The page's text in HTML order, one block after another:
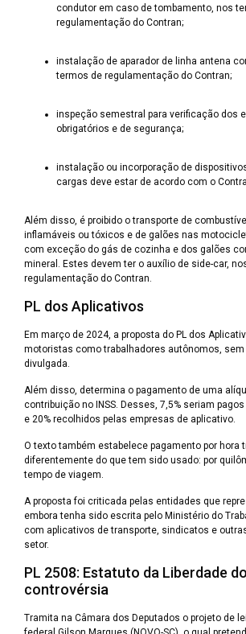
condutor em caso de tombamento, nos
regulamentação do Contran;
instalação de aparador de linha antena
termos de regulamentação do Contran;
inspeção semestral para verificação dos
obrigatórios e de segurança;
instalação ou incorporação de
cargas deve estar de acordo com o
Além disso, é proibido o transporte de
inflamáveis ou tóxicos e de galões nas
com exceção do gás de cozinha e dos galões
mineral. Estes devem ter o auxílio de side-car,
regulamentação do Contran.
PL dos Aplicativos
Em março de 2024, a proposta do PL dos
motoristas como trabalhadores autônomos, sem
divulgada.
Além disso, determina o pagamento de uma
contribuição no INSS. Desses, 7,5% seriam
e 20% recolhidos pelas empresas de aplicativo.
O texto também estabelece pagamento por hora
diferentemente do que tem sido usado: por
tempo de viagem.
A proposta foi criticada pelas entidades que
embora tenha sido escrita pelo Ministério do
com aplicativos de transporte, sindicatos e
setor.
PL 2508: Estatuto da Liberdade
controvérsia
Tramita na Câmara dos Deputados o projeto de